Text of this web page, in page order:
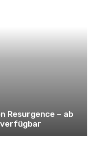
Resurgence – ab